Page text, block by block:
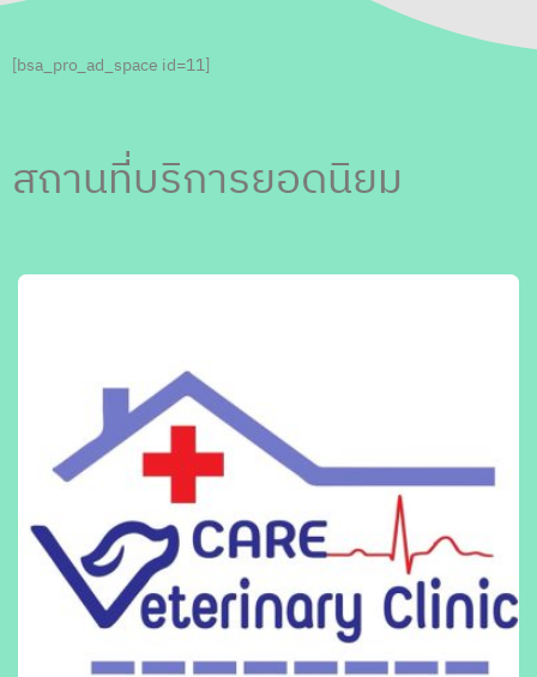
[bsa_pro_ad_space id=11]
สถานที่บริการยอดนิยม